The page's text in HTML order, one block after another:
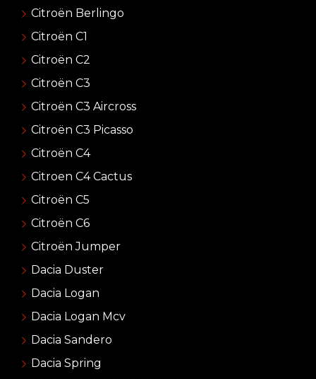
Citroën Berlingo
Citroën C1
Citroën C2
Citroën C3
Citroën C3 Aircross
Citroën C3 Picasso
Citroën C4
Citroen C4 Cactus
Citroën C5
Citroën C6
Citroën Jumper
Dacia Duster
Dacia Logan
Dacia Logan Mcv
Dacia Sandero
Dacia Spring